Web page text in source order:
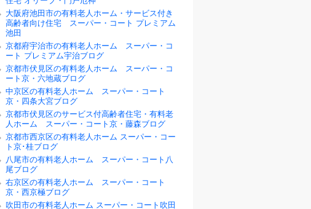
大阪府池田市の有料老人ホーム・サービス付き
高齢者向け住宅 スーパー・コート プレミアム
池田
京都府宇治市の有料老人ホーム スーパー・コ
ート プレミアム宇治ブログ
京都市伏見区の有料老人ホーム スーパー・コ
ート京・六地蔵ブログ
中京区の有料老人ホーム スーパー・コート
京・四条大宮ブログ
京都市伏見区のサービス付高齢者住宅・有料老
人ホーム スーパー・コート京・藤森ブログ
京都市西京区の有料老人ホーム スーパー・コー
ト京･桂ブログ
八尾市の有料老人ホーム スーパー・コート八
尾ブログ
右京区の有料老人ホーム スーパー・コート
京・西京極ブログ
吹田市の有料老人ホーム スーパー・コート吹田